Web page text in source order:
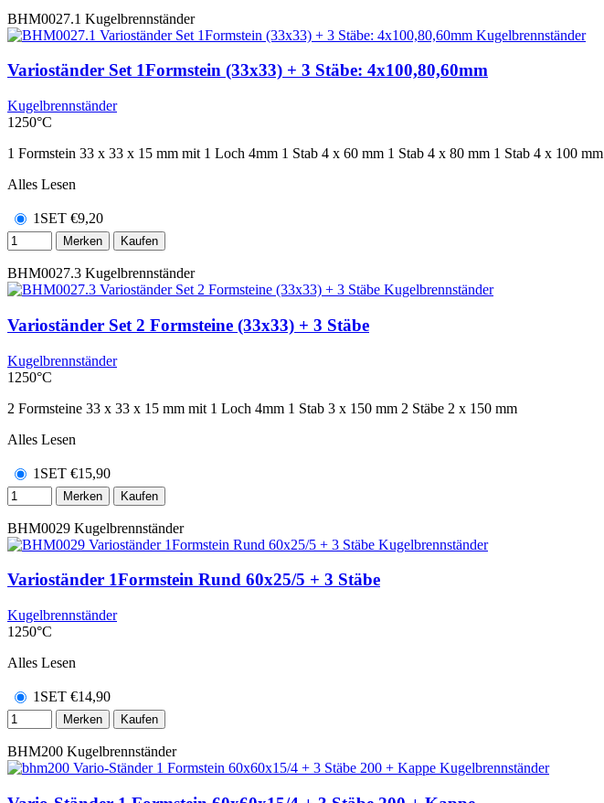
BHM0027.1 Kugelbrennständer
Varioständer Set 1Formstein (33x33) + 3 Stäbe: 4x100,80,60mm
Kugelbrennständer
1250°C
1 Formstein 33 x 33 x 15 mm mit 1 Loch 4mm 1 Stab 4 x 60 mm 1 Stab 4 x 80 mm 1 Stab 4 x 100 mm
Alles Lesen
1SET €9,20
Merken Kaufen
BHM0027.3 Kugelbrennständer
Varioständer Set 2 Formsteine (33x33) + 3 Stäbe
Kugelbrennständer
1250°C
2 Formsteine 33 x 33 x 15 mm mit 1 Loch 4mm 1 Stab 3 x 150 mm 2 Stäbe 2 x 150 mm
Alles Lesen
1SET €15,90
Merken Kaufen
BHM0029 Kugelbrennständer
Varioständer 1Formstein Rund 60x25/5 + 3 Stäbe
Kugelbrennständer
1250°C
Alles Lesen
1SET €14,90
Merken Kaufen
BHM200 Kugelbrennständer